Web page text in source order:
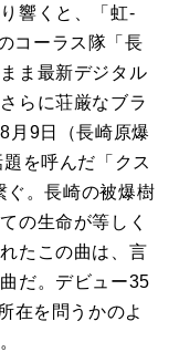
響くと、「虹-
コーラス隊「長
ま最新デジタル
らに荘厳なブラ
月9日（長崎原爆
を呼んだ「クス
ぐ。長崎の被爆樹
の生命が等しく
たこの曲は、言
だ。デビュー35
在を問うかのよ